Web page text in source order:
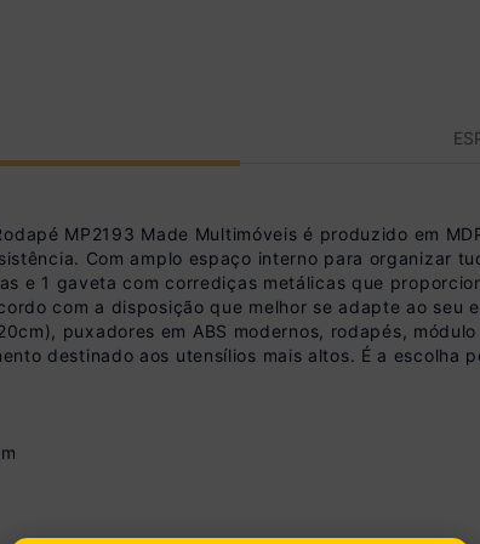
MP2193 Made Multimóveis é produzido em
Com amplo espaço interno para organizar
e 1 gaveta com corrediças metálicas que
com a disposição que melhor se adapte ao seu
puxadores em ABS modernos, rodapés,
destinado aos utensílios mais altos. É a escolha